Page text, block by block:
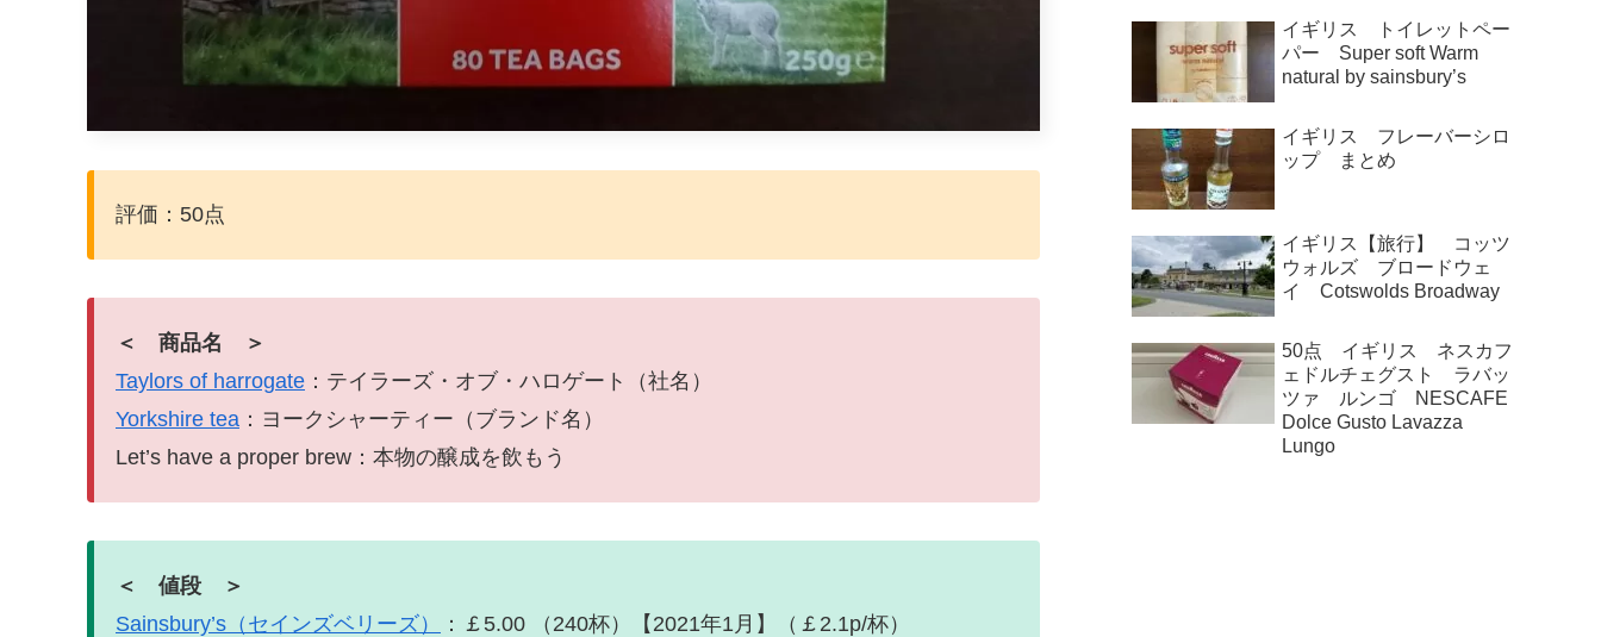
評価：50点
＜ 商品名 ＞
Taylors of harrogate ：テイラーズ・オブ・ハロゲート（社名）
Yorkshire tea ：ヨークシャーティー（ブランド名）
Let’s have a proper brew：本物の醸成を飲もう
＜ 値段 ＞
Sainsbury’s（セインズベリーズ）
：￡5.00 （240杯）【2021年1月】（￡2.1p/杯）
イギリス トイレットペー
パー Super soft Warm
natural by sainsbury’s
イギリス フレーバーシロ
ップ まとめ
イギリス【旅行】 コッツ
ウォルズ ブロードウェ
イ Cotswolds Broadway
50点 イギリス ネスカフ
ェドルチェグスト ラバッ
ツァ ルンゴ NESCAFE
Dolce Gusto Lavazza
Lungo